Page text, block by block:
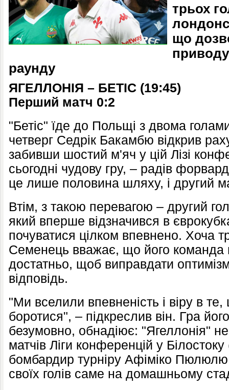
трьох
що
раунду
ЯГЕЛЛОНІЯ – БЕТІС (19:45)
Перший матч 0:2
"Бетіс" їде до Польщі з двома
четверг Седрік Бакамбю відкрив
забивши шостий м'яч у цій Лізі
сьогодні чудову гру, – радів
це лише половина шляху, і другий
Втім, з такою перевагою – другий
який вперше відзначився в
почуватися цілком впевнено. Хоча
Семенець вважає, що його команда в
достатньо, щоб виправдати оптимізм
відповідь.
"Ми вселили впевненість і віру в
боротися", – підкреслив він. Гра
безумовно, обнадіює: "Ягеллонія"
матчів Ліги конференцій у
бомбардир турніру Афіміко Пюлюлю
своїх голів саме на домашньому